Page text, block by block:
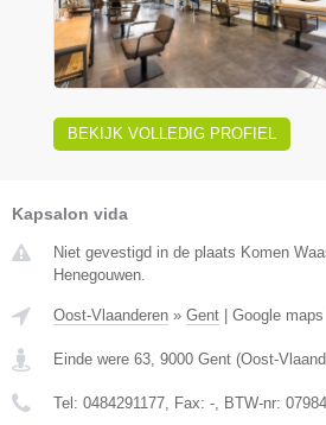
BEKIJK VOLLEDIG PROFIEL
Kapsalon vida
Niet gevestigd in de plaats Komen
Henegouwen.
Oost-Vlaanderen » Gent Google maps
Einde were 63, 9000 Gent (Oost-
Tel: 0484291177, Fax: -, BTW-nr: